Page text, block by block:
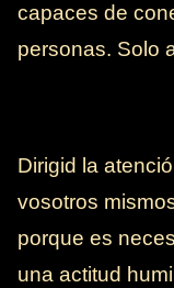
capaces de
personas. Solo
Dirigid la
vosotros
porque es
una actitud